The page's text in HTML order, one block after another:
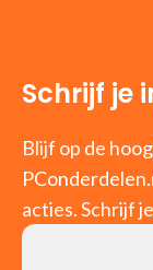
Schrijf je
Blijf op de
acties. Schrijf